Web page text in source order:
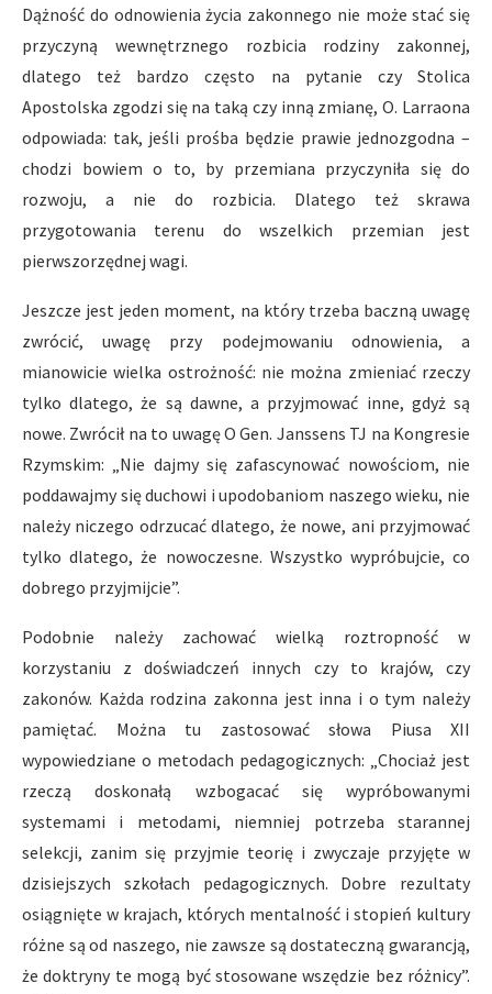
Dążność do odnowienia życia zakonnego nie może stać się
przyczyną wewnętrznego rozbicia rodziny zakonnej,
dlatego też bardzo często na pytanie czy Stolica
Apostolska zgodzi się na taką czy inną zmianę, O. Larraona
odpowiada: tak, jeśli prośba będzie prawie jednozgodna –
chodzi bowiem o to, by przemiana przyczyniła się do
rozwoju, a nie do rozbicia. Dlatego też skrawa
przygotowania terenu do wszelkich przemian jest
pierwszorzędnej wagi.
Jeszcze jest jeden moment, na który trzeba baczną uwagę
zwrócić, uwagę przy podejmowaniu odnowienia, a
mianowicie wielka ostrożność: nie można zmieniać rzeczy
tylko dlatego, że są dawne, a przyjmować inne, gdyż są
nowe. Zwrócił na to uwagę O Gen. Janssens TJ na Kongresie
Rzymskim: „Nie dajmy się zafascynować nowościom, nie
poddawajmy się duchowi i upodobaniom naszego wieku, nie
należy niczego odrzucać dlatego, że nowe, ani przyjmować
tylko dlatego, że nowoczesne. Wszystko wypróbujcie, co
dobrego przyjmijcie”.
Podobnie należy zachować wielką roztropność w
korzystaniu z doświadczeń innych czy to krajów, czy
zakonów. Każda rodzina zakonna jest inna i o tym należy
pamiętać. Można tu zastosować słowa Piusa XII
wypowiedziane o metodach pedagogicznych: „Chociaż jest
rzeczą doskonałą wzbogacać się wypróbowanymi
systemami i metodami, niemniej potrzeba starannej
selekcji, zanim się przyjmie teorię i zwyczaje przyjęte w
dzisiejszych szkołach pedagogicznych. Dobre rezultaty
osiągnięte w krajach, których mentalność i stopień kultury
różne są od naszego, nie zawsze są dostateczną gwarancją,
że doktryny te mogą być stosowane wszędzie bez różnicy”.